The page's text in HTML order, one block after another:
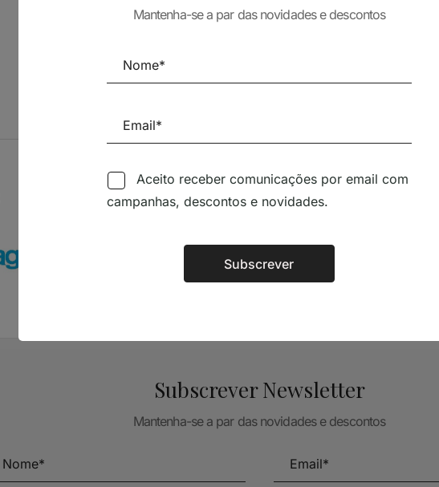
Siga-nos nas Redes Sociais
TÉCNICA LIVRARIA »
Subscrever Newsletter
Mantenha-se a par das novidades e descontos
Mantenha-se a par das novidades e descontos
Aceito receber comunicações por email com
campanhas, descontos e novidades.
Subscrever